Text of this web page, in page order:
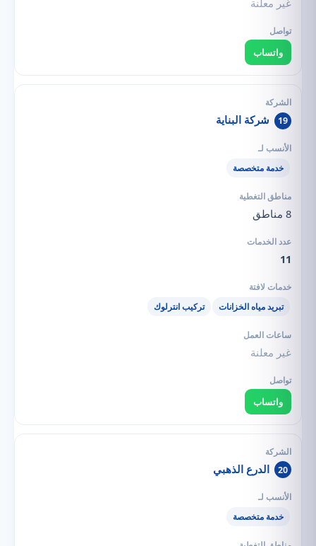
غير معلنة
واتساب
19 شركة البناية
خدمة متخصصة
8 مناطق
11
تبريد مياه الخزانات تركيب انترلوك
غير معلنة
واتساب
20 الدرع الذهبي
خدمة متخصصة